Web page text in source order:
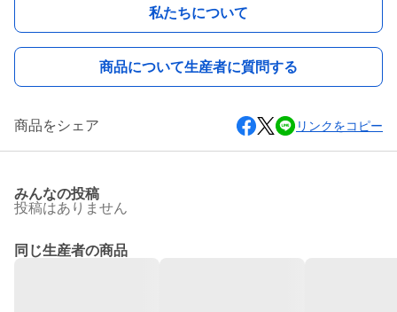
私たちについて
商品について生産者に質問する
商品をシェア リンクをコピー
みんなの投稿
投稿はありません
同じ生産者の商品